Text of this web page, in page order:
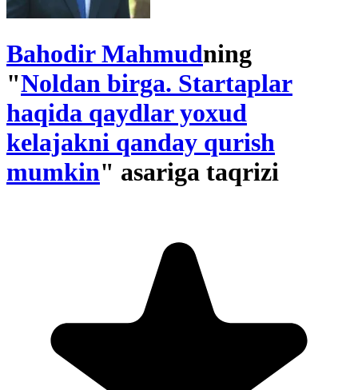
Bahodir Mahmudning
"Noldan birga. Startaplar
haqida qaydlar yoxud
kelajakni qanday qurish
mumkin" asariga taqrizi